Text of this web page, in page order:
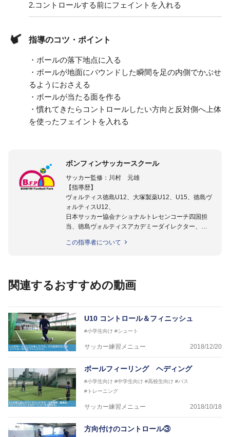
2.コントロールする前にフェイントを入れる
指導のコツ・ポイント
・ボールの落下地点に入る
・ボールが地面にバウンドした瞬間を足の内側でかぶせ
るようにおさえる
・ボールが当たる面を作る
・慣れてきたらコントロールしたい方向と反対側へ上体
を使ったフェイントを入れる
ボンフィンサッカースクール
サッカー監修：川村 元雄
【指導歴】
ヴォルティス徳島U12、大塚製薬U12、U15、徳島ヴ
ォルティスU12、
日本サッカー協会ナショナルトレセンコーチ四国担
当、徳島ヴォルティスアカデミーダイレクター、
日本サッカー協会公認B級養成講習会インストラクタ
協会公認キッズリーダーチーフインストラクター
【指導歴】
FリーグU23選抜監督、ミャンマー女子フットサル代
表監督
日本サッカー協会フットサルインストラクター、AFC
（アジアサッカー連盟）フットサルインストラクター
JFA公認A級コーチジェネラルライセンス・JFA公認フ
ットサルB級コーチライセンス
横山 哲久
【指導歴】
ASV ペスカドーラ町田 監督、FC VIGORE 監督
【資格】
この指導者について
関連するおすすめの動画
U10 コントロール＆フィニッシュ
#小学生向け #シュート
サッカー練習メニュー 2018/12/20
ボールフィーリング ヘディング
#小学生向け #中学生向け #高校生向け #パス
#トレーニング
サッカー練習メニュー 2018/10/18
方向付けのコントロール③